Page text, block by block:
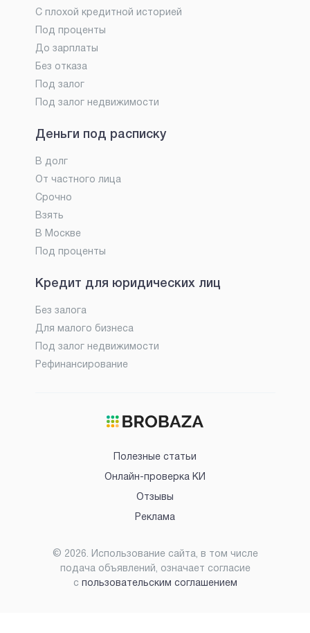
С плохой кредитной историей
Под проценты
До зарплаты
Без отказа
Под залог
Под залог недвижимости
Деньги под расписку
В долг
От частного лица
Срочно
Взять
В Москве
Под проценты
Кредит для юридических лиц
Без залога
Для малого бизнеса
Под залог недвижимости
Рефинансирование
Полезные статьи
Онлайн-проверка КИ
Отзывы
Реклама
© 2026. Использование сайта, в том числе
подача объявлений, означает согласие
с пользовательским соглашением